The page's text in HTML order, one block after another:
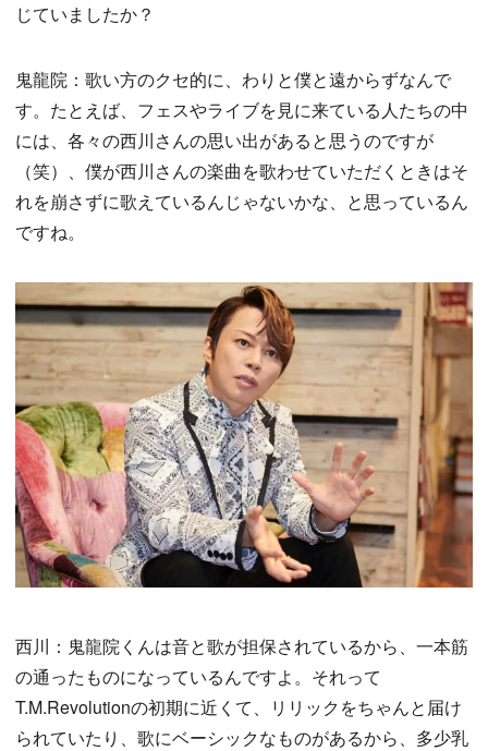
じていましたか？
鬼龍院：歌い方のクセ的に、わりと僕と遠からずなんで
す。たとえば、フェスやライブを見に来ている人たちの中
には、各々の西川さんの思い出があると思うのですが
（笑）、僕が西川さんの楽曲を歌わせていただくときはそ
れを崩さずに歌えているんじゃないかな、と思っているん
ですね。
西川：鬼龍院くんは音と歌が担保されているから、一本筋
の通ったものになっているんですよ。それって
T.M.Revolutionの初期に近くて、リリックをちゃんと届け
られていたり、歌にベーシックなものがあるから、多少乳